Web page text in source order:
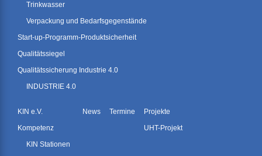
Trinkwasser
Verpackung und Bedarfsgegenstände
Start-up-Programm-Produktsicherheit
Qualitätssiegel
Qualitätssicherung Industrie 4.0
INDUSTRIE 4.0
KIN e.V.
Kompetenz
KIN Stationen
News Termine
Projekte
UHT-Projekt